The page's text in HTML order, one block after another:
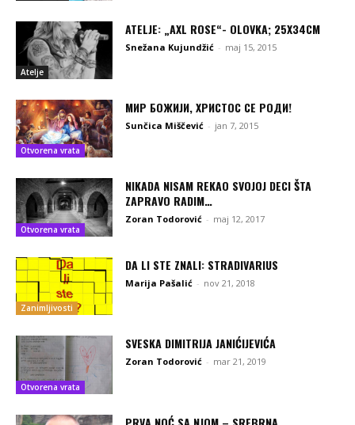
Atelje
ATELJE: „AXL ROSE“- OLOVKA; 25X34CM
Snežana Kujundžić - maj 15, 2015
Otvorena vrata
МИР БОЖИЈИ, ХРИСТОС СЕ РОДИ!
Sunčica Miščević - jan 7, 2015
Otvorena vrata
NIKADA NISAM REKAO SVOJOJ DECI ŠTA
ZAPRAVO RADIM…
Zoran Todorović - maj 12, 2017
Zanimljivosti
DA LI STE ZNALI: STRADIVARIUS
Marija Pašalić - nov 21, 2018
Otvorena vrata
SVESKA DIMITRIJA JANIĆIJEVIĆA
Zoran Todorović - mar 21, 2019